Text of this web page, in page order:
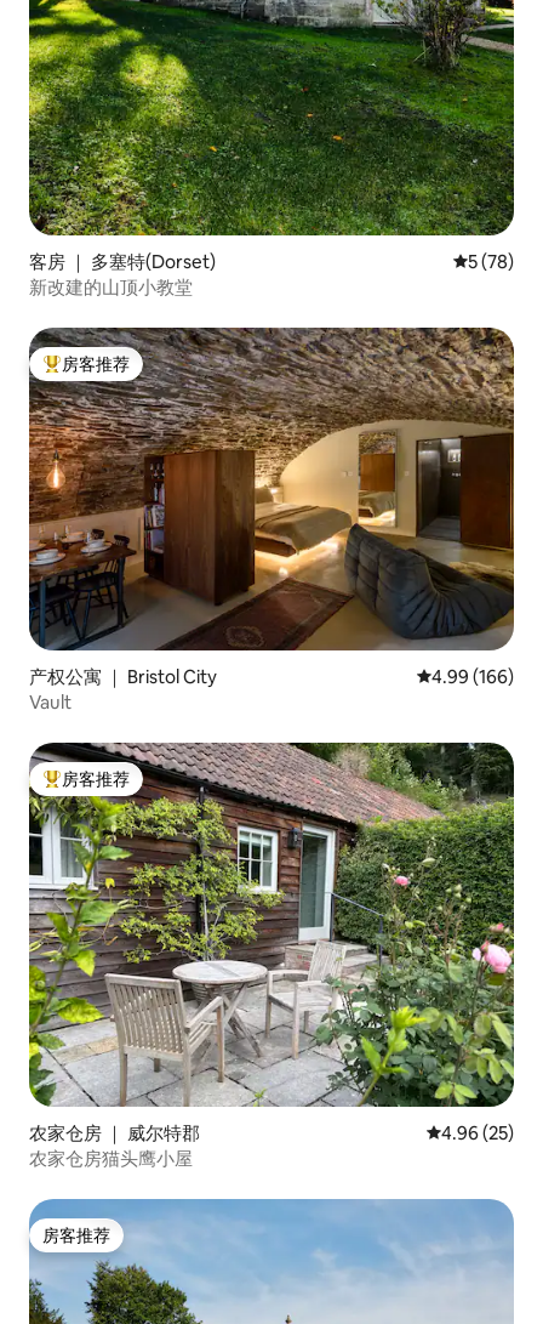
客房 ｜ 多塞特(Dorset) 平均评分
5 (78)
新改建的山顶小教堂
热门「房客推荐」
房客推荐
产权公寓 ｜ Bristol City 平均评分 4.99
4.99 (166)
Vault
热门「房客推荐」
房客推荐
农家仓房 ｜ 威尔特郡 平均评分
4.96 (25)
农家仓房猫头鹰小屋
房客推荐
房客推荐